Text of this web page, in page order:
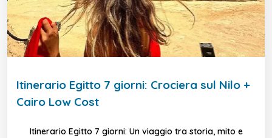
Itinerario Egitto 7 giorni: Crociera sul Nilo +
Cairo Low Cost
Itinerario Egitto 7 giorni: Un viaggio tra storia, mito e